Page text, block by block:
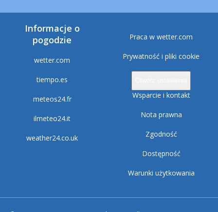
Informacje o
pogodzie
wetter.com
tiempo.es
meteos24.fr
ilmeteo24.it
weather24.co.uk
Praca w wetter.com
Prywatność i pliki cookie
Wsparcie i kontakt
Nota prawna
Zgodność
Dostępność
Warunki użytkowania